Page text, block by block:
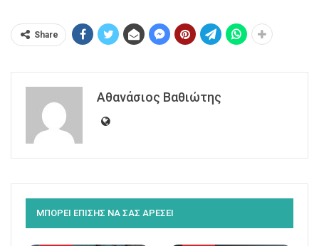
Share
Αθανάσιος Βαθιώτης
ΜΠΟΡΕΙ ΕΠΙΣΗΣ ΝΑ ΣΑΣ ΑΡΕΣΕΙ